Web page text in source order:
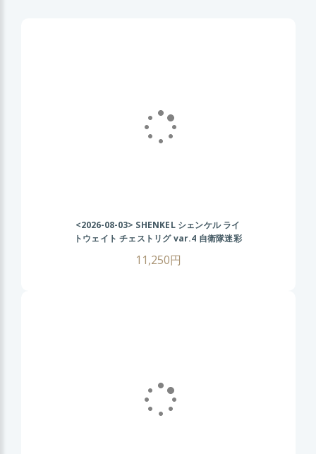
<2026-08-03> SHENKEL シェンケル ライ
トウェイト チェストリグ var.4 自衛隊迷彩
11,250円